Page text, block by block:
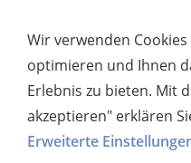
Impressum
Widerrufsrecht
Datenschutz
Kontakt
Disclaimer
Bankverbindung:
Wir verwenden
optimieren und Ihnen
Erlebnis zu bieten. Mit
akzeptieren" erklären
Erweiterte